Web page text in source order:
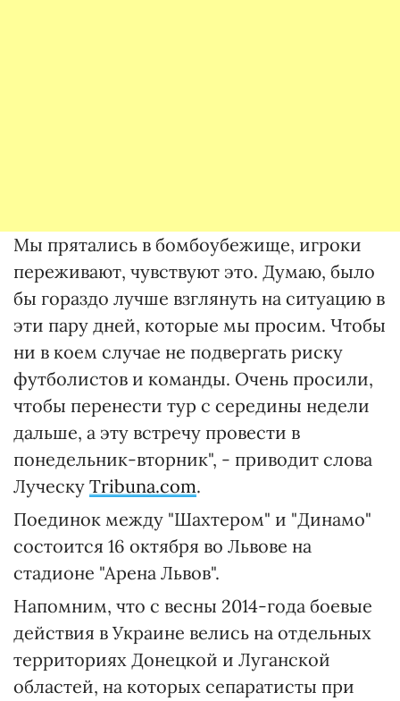
Мы прятались в бомбоубежище, игроки
переживают, чувствуют это. Думаю, было
бы гораздо лучше взглянуть на ситуацию в
эти пару дней, которые мы просим. Чтобы
ни в коем случае не подвергать риску
футболистов и команды. Очень просили,
чтобы перенести тур с середины недели
дальше, а эту встречу провести в
понедельник-вторник", - приводит слова
Луческу Tribuna.com.
Поединок между "Шахтером" и "Динамо"
состоится 16 октября во Львове на
стадионе "Арена Львов".
Напомним, что с весны 2014-года боевые
действия в Украине велись на отдельных
территориях Донецкой и Луганской
областей, на которых сепаратисты при